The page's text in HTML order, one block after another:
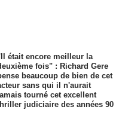
était encore meilleur la
fois" : Richard Gere
beaucoup de bien de cet
sans qui il n'aurait
tourné cet excellent
judiciaire des années 90